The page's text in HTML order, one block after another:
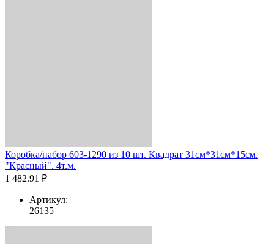
Коробка/набор 603-1290 из 10 шт. Квадрат 31см*31см*15см.
"Красный". 4т.м.
1 482.91 ₽
Артикул:
26135